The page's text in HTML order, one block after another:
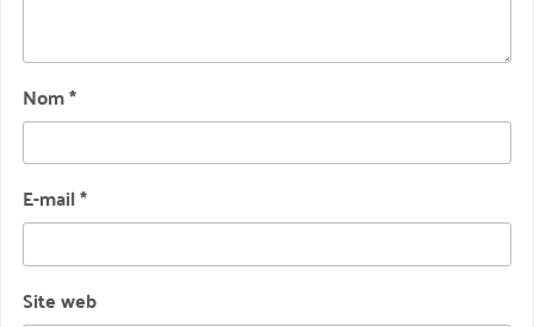
Nom*
E-mail*
Site web